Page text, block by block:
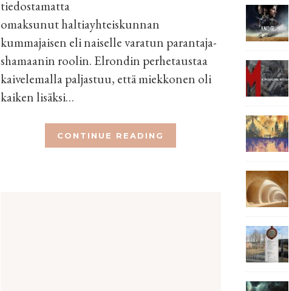
tiedostamatta
omaksunut haltiayhteiskunnan
kummajaisen eli naiselle varatun parantaja-
shamaanin roolin. Elrondin perhetaustaa
kaivelemalla paljastuu, että miekkonen oli
kaiken lisäksi…
CONTINUE READING